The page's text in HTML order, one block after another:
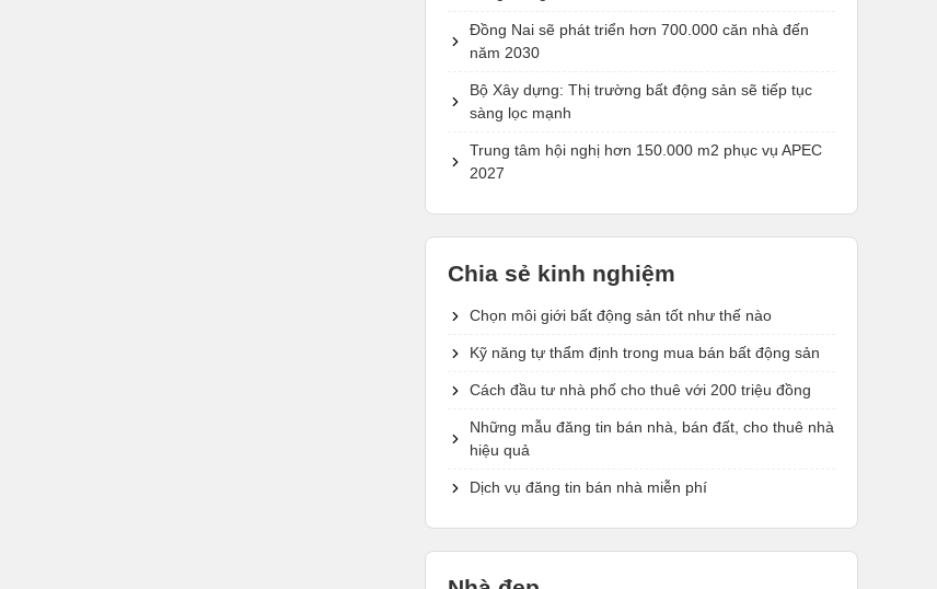
Đồng Nai sẽ phát triển hơn 700.000 căn nhà đến
năm 2030
Bộ Xây dựng: Thị trường bất động sản sẽ tiếp tục
sàng lọc mạnh
Trung tâm hội nghị hơn 150.000 m2 phục vụ APEC
2027
Chia sẻ kinh nghiệm
Chọn môi giới bất động sản tốt như thế nào
Kỹ năng tự thẩm định trong mua bán bất động sản
Cách đầu tư nhà phố cho thuê với 200 triệu đồng
Những mẫu đăng tin bán nhà, bán đất, cho thuê nhà
hiệu quả
Dịch vụ đăng tin bán nhà miễn phí